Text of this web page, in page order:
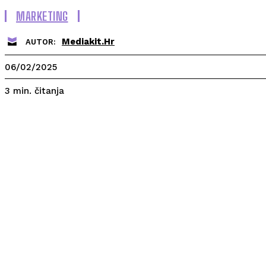
MARKETING
AUTOR: Mediakit.hr
06/02/2025
3 min. čitanja